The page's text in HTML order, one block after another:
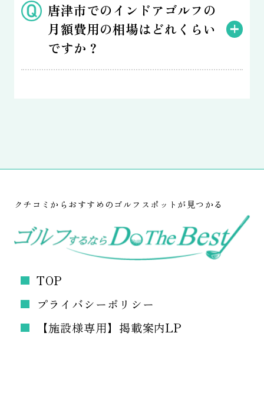
唐津市でのインドアゴルフの
月額費用の相場はどれくらい
ですか？
クチコミからおすすめのゴルフスポットが見つかる
TOP
プライバシーポリシー
【施設様専用】掲載案内LP